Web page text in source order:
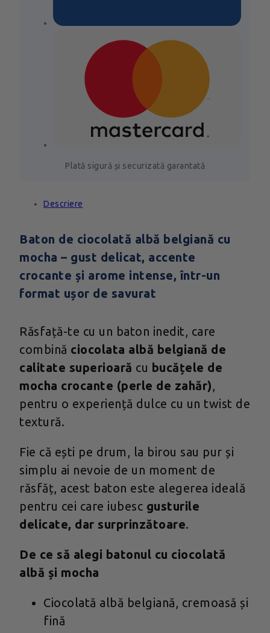
Plată sigură și securizată garantată
Descriere
Baton de ciocolată albă belgiană cu
mocha – gust delicat, accente
crocante și arome intense, într-un
format ușor de savurat
Răsfață-te cu un baton inedit, care
combină ciocolata albă belgiană de
calitate superioară cu bucățele de
mocha crocante (perle de zahăr),
pentru o experiență dulce cu un twist de
textură.
Fie că ești pe drum, la birou sau pur și
simplu ai nevoie de un moment de
răsfăț, acest baton este alegerea ideală
pentru cei care iubesc gusturile
delicate, dar surprinzătoare.
De ce să alegi batonul cu ciocolată
albă și mocha
Ciocolată albă belgiană, cremoasă și
fină